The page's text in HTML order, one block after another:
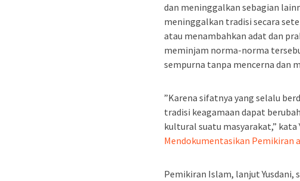
dan meninggalkan sebagian
meninggalkan tradisi secara
atau menambahkan adat dan
meminjam norma-norma
sempurna tanpa mencerna dan
”Karena sifatnya yang selalu
tradisi keagamaan dapat
kultural suatu masyarakat,” kata
Mendokumentasikan Pemikiran
Pemikiran Islam, lanjut Yusdani,